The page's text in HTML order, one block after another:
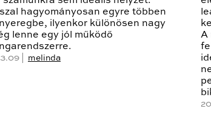
hagyományosan egyre többen
ilyenkor különösen nagy
lenne egy jól működő
| melinda
A